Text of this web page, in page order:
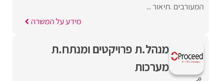
המעורבים .תיאור ...
מידע על המשרה
מנהל.ת פרויקטים ומנתח.ת
מערכות